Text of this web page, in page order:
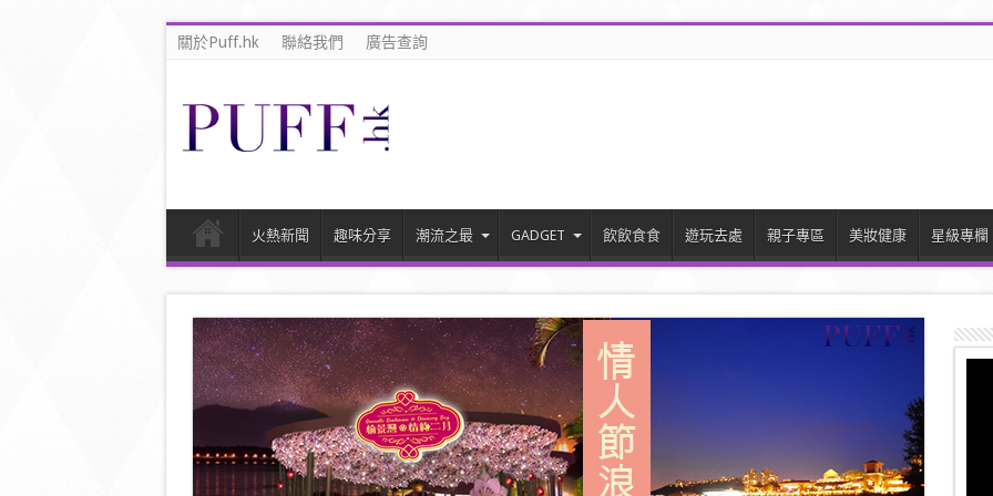
關於Puff.hk 聯絡我們 廣告查詢
火熱新聞 趣味分享 潮流之最 GADGET 飲飲食食 遊玩去處 親子專區 美妝健康 星級專欄